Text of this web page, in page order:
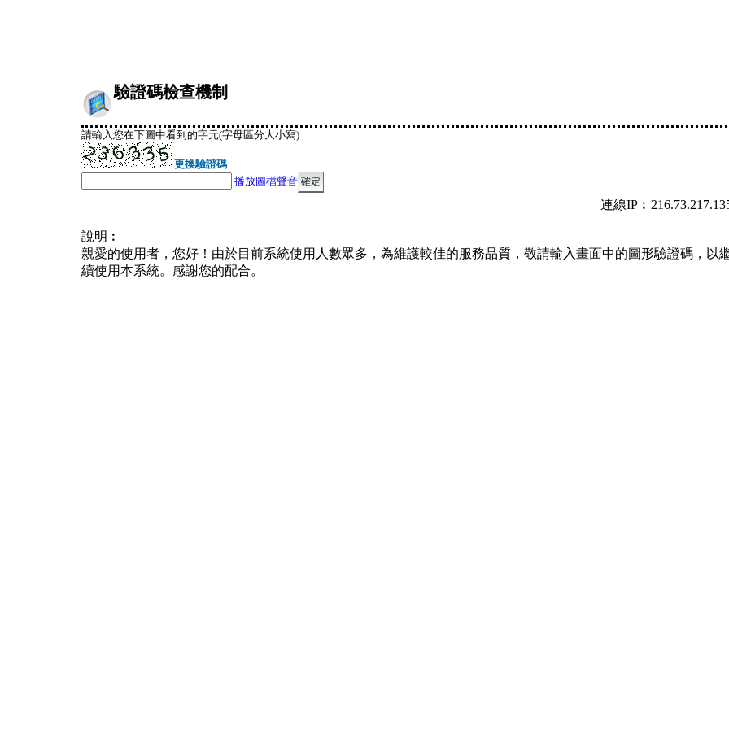
驗證碼檢查機制
請輸入您在下圖中看到的字元(字母區分大小寫)
更換驗證碼
播放圖檔聲音
連線
說明︰
親愛的使用者，您好！由於目前系統使用人數眾多，為維護較佳的服務品質，敬請輸入畫面中的圖形驗證碼，以
續使用本系統。感謝您的配合。